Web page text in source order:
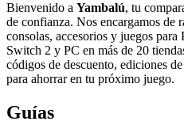
Bienvenido a Yambalú, tu
de confianza. Nos encargamos de
consolas, accesorios y juegos
Switch 2 y PC en más de 20
códigos de descuento, ediciones
para ahorrar en tu próximo juego.
Guías